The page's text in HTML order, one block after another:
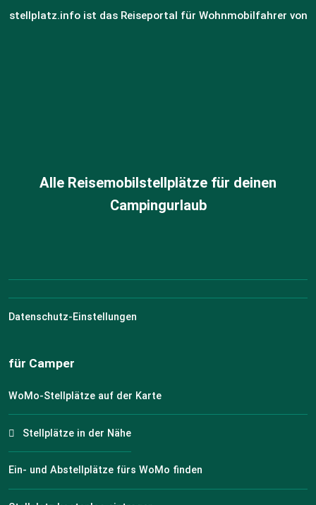
stellplatz.info ist das Reiseportal für Wohnmobilfahrer von
Alle Reisemobilstellplätze für deinen
Campingurlaub
Datenschutz-Einstellungen
für Camper
WoMo-Stellplätze auf der Karte
Stellplätze in der Nähe
Ein- und Abstellplätze fürs WoMo finden